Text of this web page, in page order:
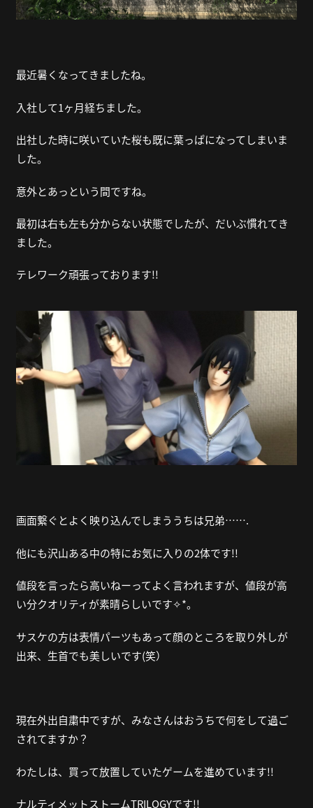
最近暑くなってきましたね。
入社して1ヶ月経ちました。
出社した時に咲いていた桜も既に葉っぱになってしまいま
した。
意外とあっという間ですね。
最初は右も左も分からない状態でしたが、だいぶ慣れてき
ました。
テレワーク頑張っております!!
画面繋ぐとよく映り込んでしまううちは兄弟…….
他にも沢山ある中の特にお気に入りの2体です!!
値段を言ったら高いねーってよく言われますが、値段が高
い分クオリティが素晴らしいです✧︎*。
サスケの方は表情パーツもあって顔のところを取り外しが
出来、生首でも美しいです(笑）
現在外出自粛中ですが、みなさんはおうちで何をして過ご
されてますか？
わたしは、買って放置していたゲームを進めています!!
ナルティメットストームTRILOGYです!!